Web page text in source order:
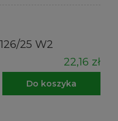
25 W2
22,16 zł
Do koszyka